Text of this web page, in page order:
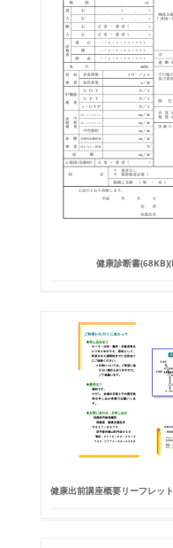
健康診断書
健康出前講座概要リーフレッ